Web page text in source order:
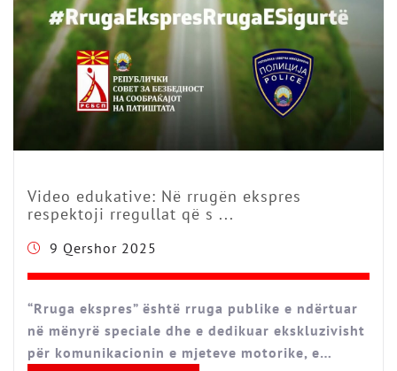
Video edukative: Në rrugën ekspres
respektoji rregullat që s ...
9 Qershor 2025
“Rruga ekspres” është rruga publike e ndërtuar
në mënyrë speciale dhe e dedikuar ekskluzivisht
për komunikacionin e mjeteve motorike, e…